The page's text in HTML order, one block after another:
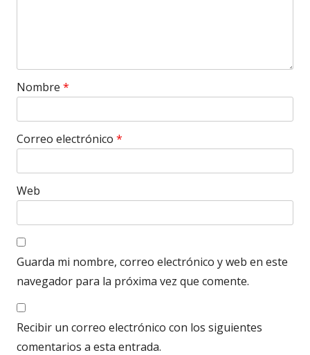
Nombre *
Correo electrónico *
Web
Guarda mi nombre, correo electrónico y web en este
navegador para la próxima vez que comente.
Recibir un correo electrónico con los siguientes
comentarios a esta entrada.